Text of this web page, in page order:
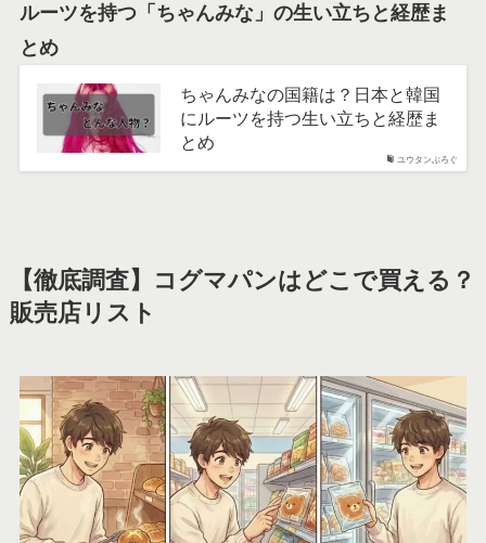
ルーツを持つ「ちゃんみな」の生い立ちと経歴ま
とめ
ユウタンぶろぐ
ちゃんみなの国籍は？日本と韓国
にルーツを持つ生い立ちと経歴ま
とめ
【徹底調査】コグマパンはどこで買える？
販売店リスト